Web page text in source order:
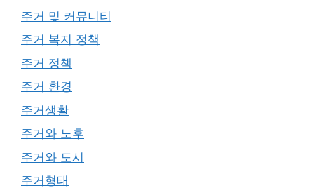
주거 및 커뮤니티
주거 복지 정책
주거 정책
주거 환경
주거생활
주거와 노후
주거와 도시
주거형태